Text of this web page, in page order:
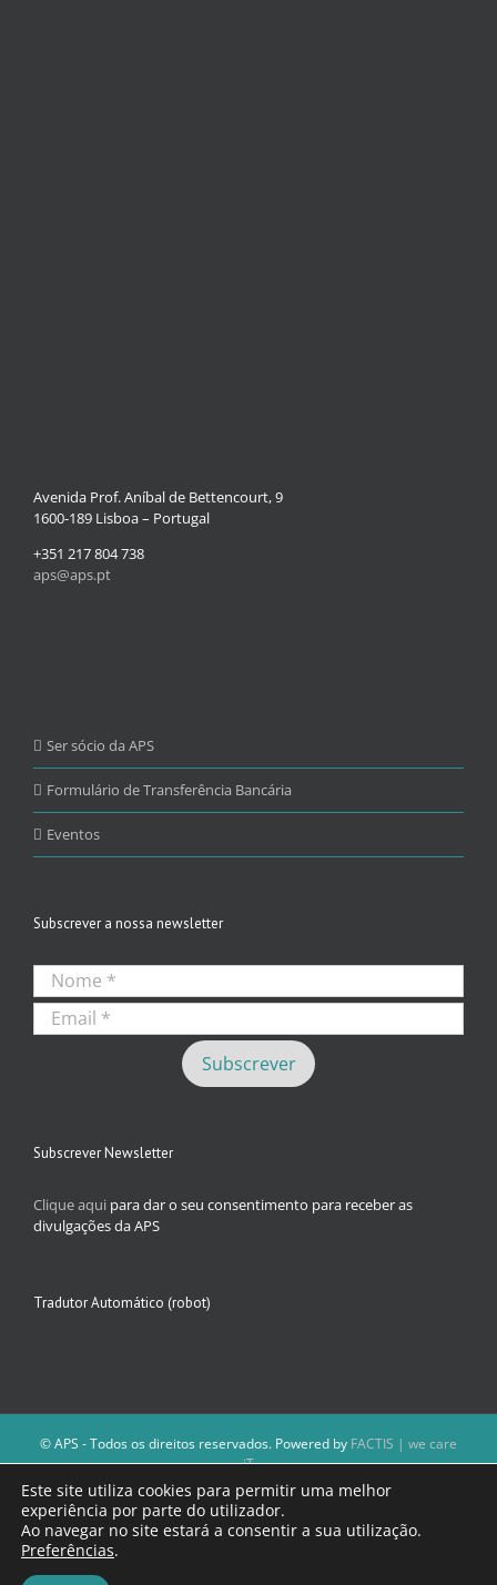
Avenida Prof. Aníbal de Bettencourt, 9
1600-189 Lisboa – Portugal
+351 217 804 738
aps@aps.pt
Ser sócio da APS
Formulário de Transferência Bancária
Eventos
Subscrever a nossa newsletter
Subscrever Newsletter
Clique aqui para dar o seu consentimento para receber as
divulgações da APS
Tradutor Automático (robot)
© APS - Todos os direitos reservados. Powered by FACTIS | we care
iT
A Direção da APS reserva-se o direito de não publicar conteúdos que
violem as leis nacionais.
Os textos assinados e as imagens depositadas são da inteira
Este site utiliza cookies para permitir uma melhor
experiência por parte do utilizador.
Ao navegar no site estará a consentir a sua utilização.
Preferências.